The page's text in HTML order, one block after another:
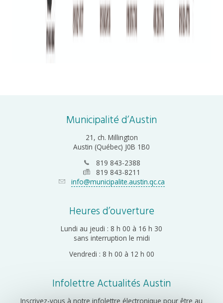
Municipalité d’Austin
21, ch. Millington
Austin (Québec) J0B 1B0
819 843-2388
819 843-8211
info@municipalite.austin.qc.ca
Heures d’ouverture
Lundi au jeudi : 8 h 00 à 16 h 30
sans interruption le midi
Vendredi : 8 h 00 à 12 h 00
Infolettre Actualités Austin
Inscrivez-vous à notre infolettre électronique pour être au